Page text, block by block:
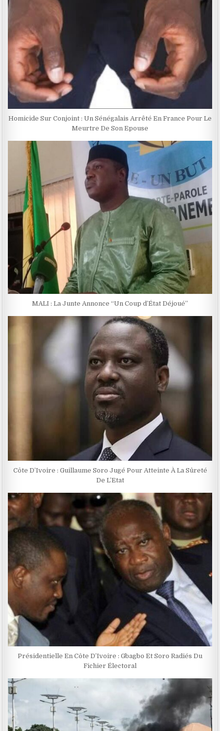
Homicide Sur Conjoint : Un Sénégalais Arrêté En France Pour Le
Meurtre De Son Epouse
MALI : La Junte Annonce ‘‘Un Coup d’État Déjoué’’
Côte D’Ivoire : Guillaume Soro Jugé Pour Atteinte À La Sûreté
De L’Etat
Présidentielle En Côte D’Ivoire : Gbagbo Et Soro Radiés Du
Fichier Électoral